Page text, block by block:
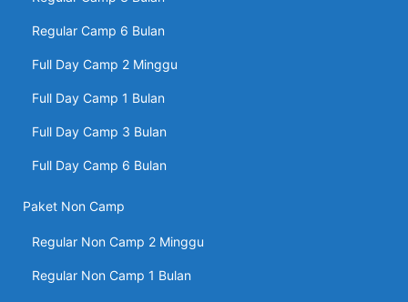
Regular Camp 6 Bulan
Full Day Camp 2 Minggu
Full Day Camp 1 Bulan
Full Day Camp 3 Bulan
Full Day Camp 6 Bulan
Paket Non Camp
Regular Non Camp 2 Minggu
Regular Non Camp 1 Bulan